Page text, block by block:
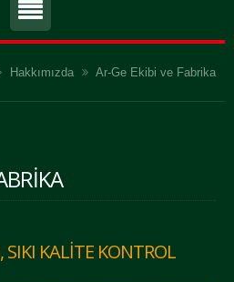
Hakkımızda Ar-Ge Ekibi ve Fabrika
SIKI KALITE KONTROL